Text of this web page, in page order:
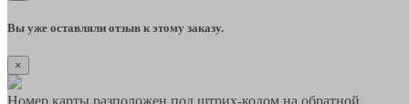
Вы уже оставляли отзыв к этому заказу.
×